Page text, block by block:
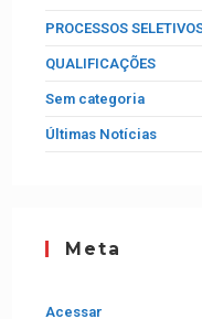
PROCESSOS
QUALIFICAÇÕES
Sem categoria
Últimas Notícias
Meta
Acessar